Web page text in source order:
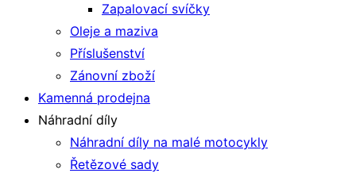
Zapalovací svíčky
Oleje a maziva
Příslušenství
Zánovní zboží
Kamenná prodejna
Náhradní díly
Náhradní díly na malé motocykly
Řetězové sady